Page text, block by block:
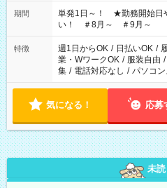
期間
単発1日～！ ★勤務開始日
い！ ＃8月～ ＃9月～
特徴 週1日からOK / 日払いOK /
業・WワークOK / 服装自由 /
集 / 電話対応なし / パソコ
気になる！ 応募
未読